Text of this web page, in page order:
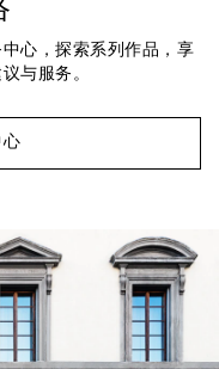
心，探索系列作品，享
与服务。
心